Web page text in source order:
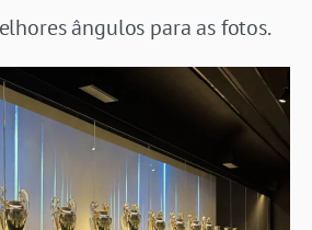
ângulos para as fotos.